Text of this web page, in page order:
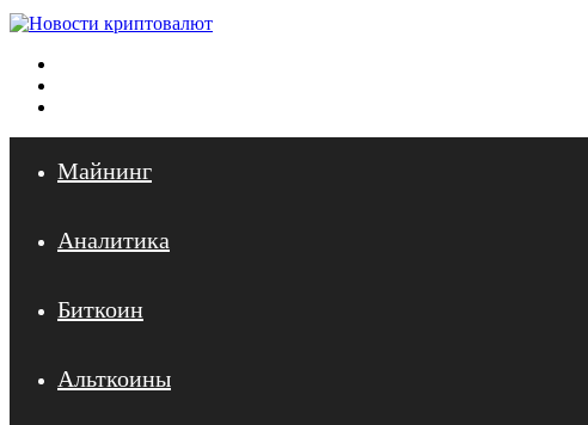
Майнинг
Аналитика
Биткоин
Альткоины